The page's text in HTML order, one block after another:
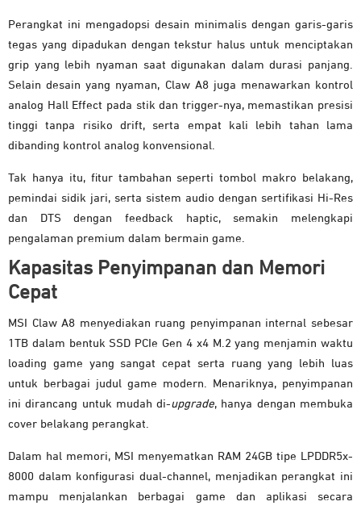
Perangkat ini mengadopsi desain minimalis dengan garis-garis
tegas yang dipadukan dengan tekstur halus untuk menciptakan
grip yang lebih nyaman saat digunakan dalam durasi panjang.
Selain desain yang nyaman, Claw A8 juga menawarkan kontrol
analog Hall Effect pada stik dan trigger-nya, memastikan presisi
tinggi tanpa risiko drift, serta empat kali lebih tahan lama
dibanding kontrol analog konvensional.
Tak hanya itu, fitur tambahan seperti tombol makro belakang,
pemindai sidik jari, serta sistem audio dengan sertifikasi Hi-Res
dan DTS dengan feedback haptic, semakin melengkapi
pengalaman premium dalam bermain game.
Kapasitas Penyimpanan dan Memori
Cepat
MSI Claw A8 menyediakan ruang penyimpanan internal sebesar
1TB dalam bentuk SSD PCIe Gen 4 x4 M.2 yang menjamin waktu
loading game yang sangat cepat serta ruang yang lebih luas
untuk berbagai judul game modern. Menariknya, penyimpanan
ini dirancang untuk mudah di-upgrade, hanya dengan membuka
cover belakang perangkat.
Dalam hal memori, MSI menyematkan RAM 24GB tipe LPDDR5x-
8000 dalam konfigurasi dual-channel, menjadikan perangkat ini
mampu menjalankan berbagai game dan aplikasi secara